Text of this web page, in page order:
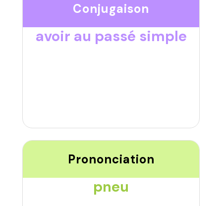
Conjugaison
avoir au passé simple
Prononciation
pneu